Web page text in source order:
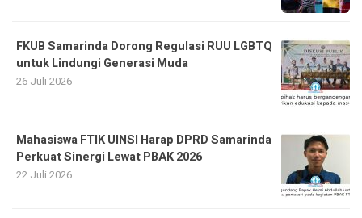
FKUB Samarinda Dorong Regulasi RUU LGBTQ
untuk Lindungi Generasi Muda
26 Juli 2026
Mahasiswa FTIK UINSI Harap DPRD Samarinda
Perkuat Sinergi Lewat PBAK 2026
22 Juli 2026